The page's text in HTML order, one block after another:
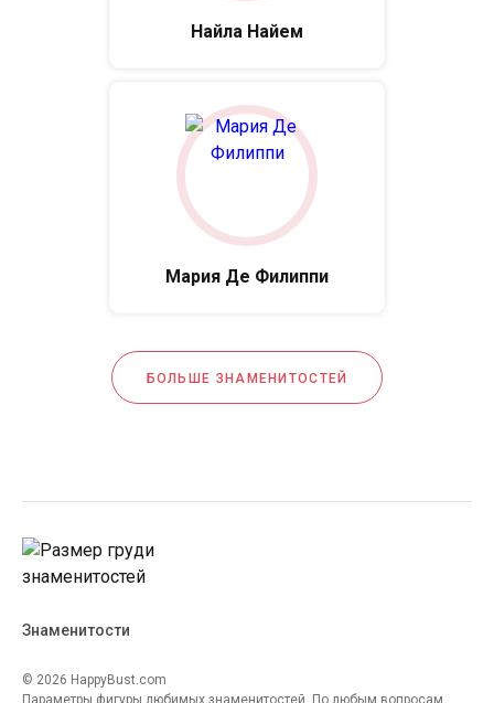
Найла Найем
Мария Де Филиппи
БОЛЬШЕ ЗНАМЕНИТОСТЕЙ
Знаменитости
© 2026 HappyBust.com
Параметры фигуры любимых знаменитостей. По любым вопросам,